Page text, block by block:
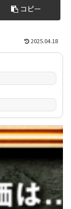
コピー
2025.04.18